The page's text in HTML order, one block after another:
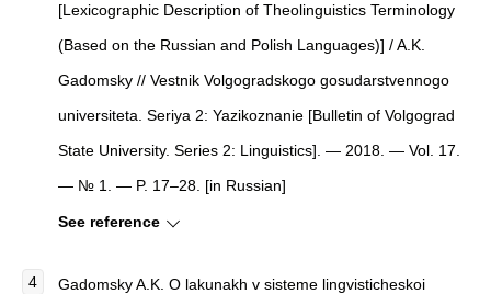
[Lexicographic Description of Theolinguistics Terminology
(Based on the Russian and Polish Languages)] / A.K.
Gadomsky // Vestnik Volgogradskogo gosudarstvennogo
universiteta. Seriya 2: Yazikoznanie [Bulletin of Volgograd
State University. Series 2: Linguistics]. — 2018. — Vol. 17.
— № 1. — P. 17–28. [in Russian]
See reference
Gadomsky A.K. O lakunakh v sisteme lingvisticheskoi